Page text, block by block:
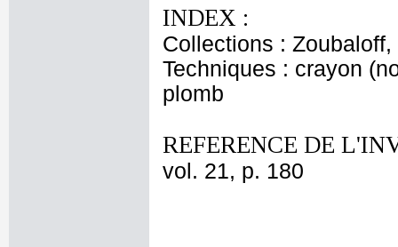
INDEX :
Collections :
Techniques : crayon
plomb
REFERENCE DE
vol. 21, p. 180